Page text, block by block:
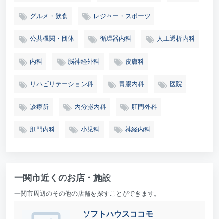
グルメ・飲食 レジャー・スポーツ
公共機関・団体 循環器内科 人工透析内科
内科 脳神経外科 皮膚科
リハビリテーション科 胃腸内科 医院
診療所 内分泌内科 肛門外科
肛門内科 小児科 神経内科
一関市近くのお店・施設
一関市周辺のその他の店舗を探すことができます。
ソフトハウスココモ